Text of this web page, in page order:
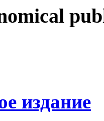
издание